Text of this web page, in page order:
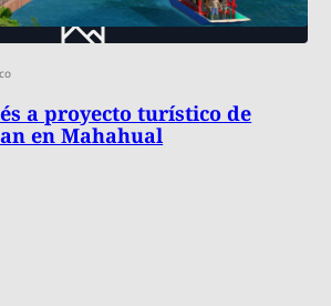
a proyecto turístico de
en Mahahual